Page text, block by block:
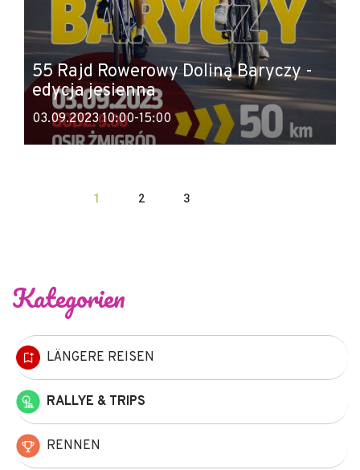
55 Rajd Rowerowy Doliną Baryczy -
edycja jesienna
03.09.2023 10:00-15:00
1 2 3
Kategorien
LÄNGERE REISEN
RALLYE & TRIPS
RENNEN